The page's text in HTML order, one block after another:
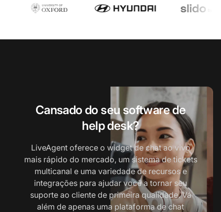
Cansado do seu software de
help desk?
LiveAgent oferece o widget de chat ao vivo
mais rápido do mercado, um sistema de tickets
multicanal e uma variedade de recursos e
integrações para ajudar você a tornar seu
suporte ao cliente de primeira qualidade. Vá
além de apenas uma plataforma de chat